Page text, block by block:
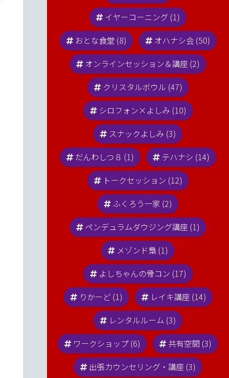
イヤーコーニング (1)
おとな食堂 (8)
オハナシ会 (50)
オンラインセッション＆講座 (2)
クリスタルボウル (47)
シロフォン×よしみ (10)
スナックよしみ (3)
だんわしつ８ (1)
テハナシ (14)
トークセッション (12)
ふくろう一家 (2)
ペンデュラムダウジング講座 (1)
メゾンド梟 (1)
よしちゃんの骨コン (17)
りかーど (1)
レイキ講座 (14)
レンタルルーム (3)
ワークショップ (6)
共有空間 (3)
出張カウンセリング・講座 (3)